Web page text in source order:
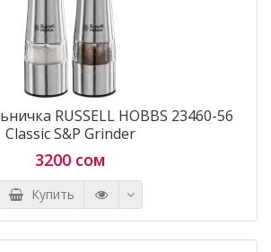
RUSSELL HOBBS 23460-56
Classic S&P Grinder
3200 сом
Купить